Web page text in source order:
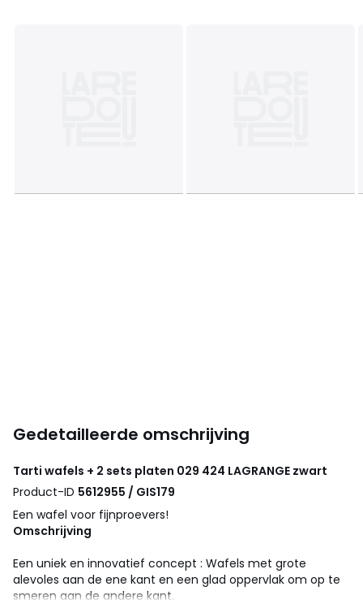
Gedetailleerde omschrijving
Tarti wafels + 2 sets platen 029 424 LAGRANGE zwart
Product-ID 5612955 / GIS179
Een wafel voor fijnproevers!
Omschrijving
Een uniek en innovatief concept : Wafels met grote
alevoles aan de ene kant en een glad oppervlak om op te
smeren aan de andere kant.